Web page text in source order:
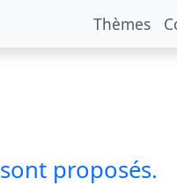
Thèmes
proposés.